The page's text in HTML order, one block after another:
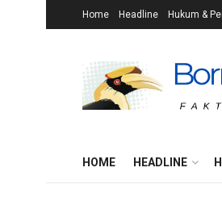
Home Headline Hukum &
HOME HEADLINE